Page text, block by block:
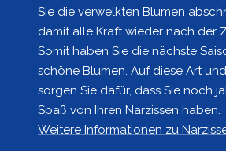
Sie die verwelkten Blumen
damit alle Kraft wieder nach der
Somit haben Sie die nächste
schöne Blumen. Auf diese Art
sorgen Sie dafür, dass Sie noch
Spaß von Ihren Narzissen haben.
Weitere Informationen zu